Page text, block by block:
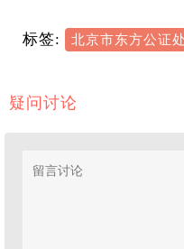
标签: 北京市东方公证处
疑问讨论